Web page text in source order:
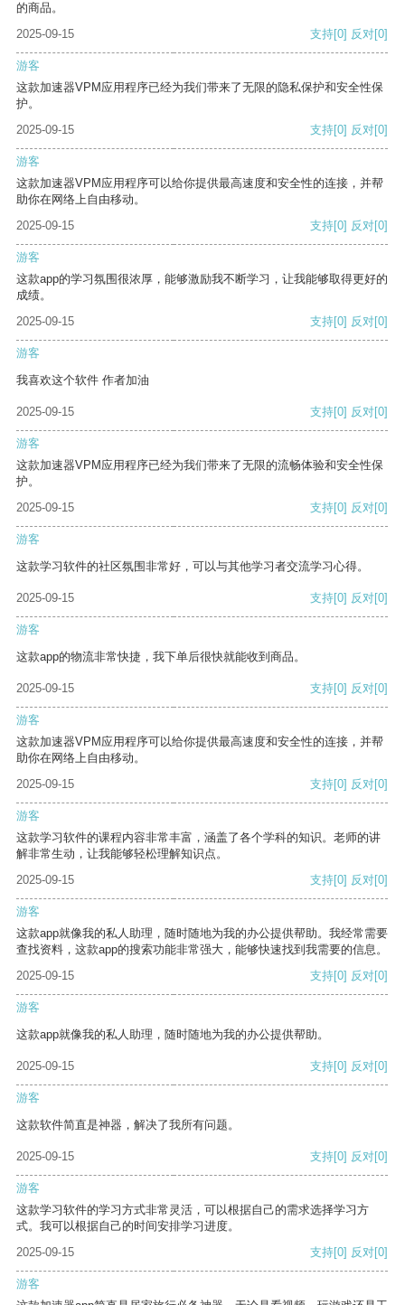
的商品。
2025-09-15
支持[0] 反对[0]
游客
这款加速器VPM应用程序已经为我们带来了无限的隐私保护和安全性保
护。
2025-09-15
支持[0] 反对[0]
游客
这款加速器VPM应用程序可以给你提供最高速度和安全性的连接，并帮
助你在网络上自由移动。
2025-09-15
支持[0] 反对[0]
游客
这款app的学习氛围很浓厚，能够激励我不断学习，让我能够取得更好的
成绩。
2025-09-15
支持[0] 反对[0]
游客
我喜欢这个软件 作者加油
2025-09-15 支持[0] 反对[0]
游客
这款加速器VPM应用程序已经为我们带来了无限的流畅体验和安全性保
护。
2025-09-15
支持[0] 反对[0]
游客
这款学习软件的社区氛围非常好，可以与其他学习者交流学习心得。
2025-09-15 支持[0] 反对[0]
游客
这款app的物流非常快捷，我下单后很快就能收到商品。
2025-09-15 支持[0] 反对[0]
游客
这款加速器VPM应用程序可以给你提供最高速度和安全性的连接，并帮
助你在网络上自由移动。
2025-09-15
支持[0] 反对[0]
游客
这款学习软件的课程内容非常丰富，涵盖了各个学科的知识。老师的讲
解非常生动，让我能够轻松理解知识点。
2025-09-15
支持[0] 反对[0]
游客
这款app就像我的私人助理，随时随地为我的办公提供帮助。我经常需要
查找资料，这款app的搜索功能非常强大，能够快速找到我需要的信息。
2025-09-15
支持[0] 反对[0]
游客
这款app就像我的私人助理，随时随地为我的办公提供帮助。
2025-09-15 支持[0] 反对[0]
游客
这款软件简直是神器，解决了我所有问题。
2025-09-15 支持[0] 反对[0]
游客
这款学习软件的学习方式非常灵活，可以根据自己的需求选择学习方
式。我可以根据自己的时间安排学习进度。
2025-09-15
支持[0] 反对[0]
游客